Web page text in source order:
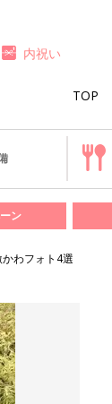
TOP
内祝い
ン
わフォト4選